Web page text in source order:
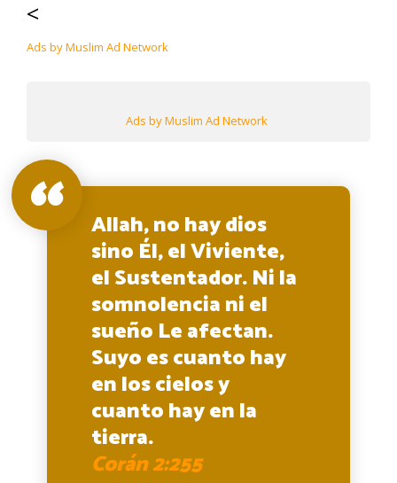
<
Ads by Muslim Ad Network
Ads by Muslim Ad Network
Allah, no hay dios
sino Él, el Viviente,
el Sustentador. Ni la
somnolencia ni el
sueño Le afectan.
Suyo es cuanto hay
en los cielos y
cuanto hay en la
tierra.
Corán 2:255